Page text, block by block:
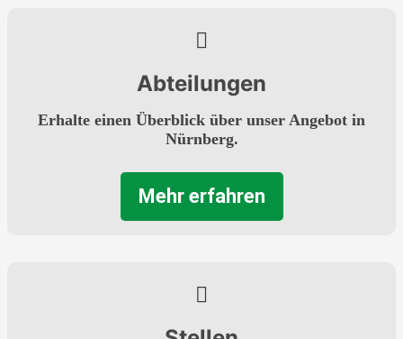
Abteilungen
Erhalte einen Überblick über unser Angebot in
Nürnberg.
Mehr erfahren